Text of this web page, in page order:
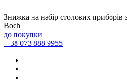
Знижка на набір столових приборів
Boch
до покупки
+38 073 888 9955